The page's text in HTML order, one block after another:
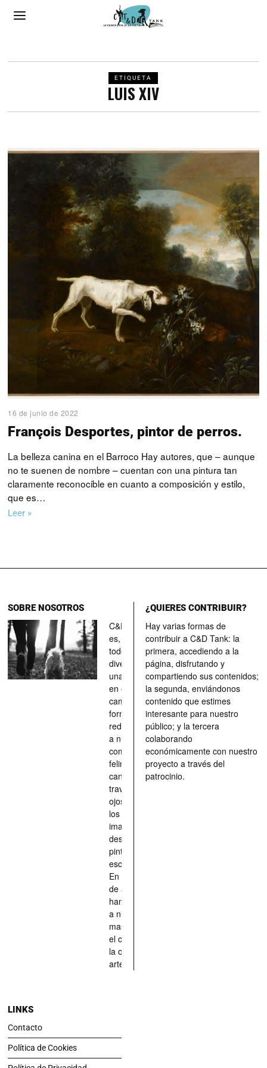
ETIQUETA
LUIS XIV
16 de junio de 2022
François Desportes, pintor de perros.
La belleza canina en el Barroco Hay autores, que – aunque
no te suenen de nombre – cuentan con una pintura tan
claramente reconocible en cuanto a composición y estilo,
que es…
Leer »
SOBRE NOSOTROS
C&D Tank
es, ante
todo, un
divertimento,
una parada
en el
camino, una
forma de
redescubrir
a nuestros
compañeros
felinos y
caninos a
través de los
ojos quienes
los han
imaginado,
descrito,
pintado,
esculpido...
En definitiva,
de aquellos
han situado
a nuestras
mascotas en
el centro de
la obra de
arte.
¿QUIERES CONTRIBUIR?
Hay varias formas de
contribuir a C&D Tank: la
primera, accediendo a la
página, disfrutando y
compartiendo sus contenidos;
la segunda, enviándonos
contenido que estimes
interesante para nuestro
público; y la tercera
colaborando
económicamente con nuestro
proyecto a través del
patrocinio.
LINKS
Contacto
Política de Cookies